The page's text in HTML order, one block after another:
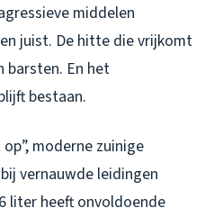
middelen
juist. De hitte die vrijkomt
barsten. En het
bestaan.
moderne zuinige
vernauwde leidingen
liter heeft onvoldoende